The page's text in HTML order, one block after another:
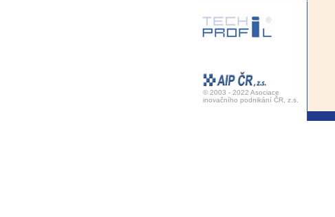
© 2003 - 2022 Asociace
inovačního podnikání ČR, z.s.